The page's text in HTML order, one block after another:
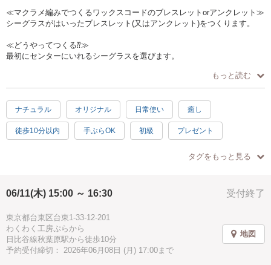
≪マクラメ編みでつくるワックスコードのブレスレットorアンクレット≫
シーグラスがはいったブレスレット(又はアンクレット)をつくります。
≪どうやってつくる⁇≫
最初にセンターにいれるシーグラスを選びます。
最後に留め具を作って完成です!!
≪作品の仕様≫
濡れても大丈夫なワックスコードのブレスレット(アンクレット)
≪推奨レベル ー 高校生以上≫
初心者、お一人様でも安心してご参加ください。
≪シーグラスとは？≫
シーグラスとは、もともとは人工物であるガラスの破片が長い年月をか
け海の中で波にもまれ、角がとれて丸くなり、表面が曇りガラスのよう
になったものです。
もっと読む
ナチュラル オリジナル 日常使い 癒し
徒歩10分以内 手ぶらOK 初級 プレゼント
1.5時間
タグをもっと見る
受付終了
06/11(木) 15:00 ～ 16:30
東京都台東区台東1-33-12-201
わくわく工房ぷらから
日比谷線秋葉原駅から徒歩10分
予約受付締切： 2026年06月08日 (月) 17:00まで
地図